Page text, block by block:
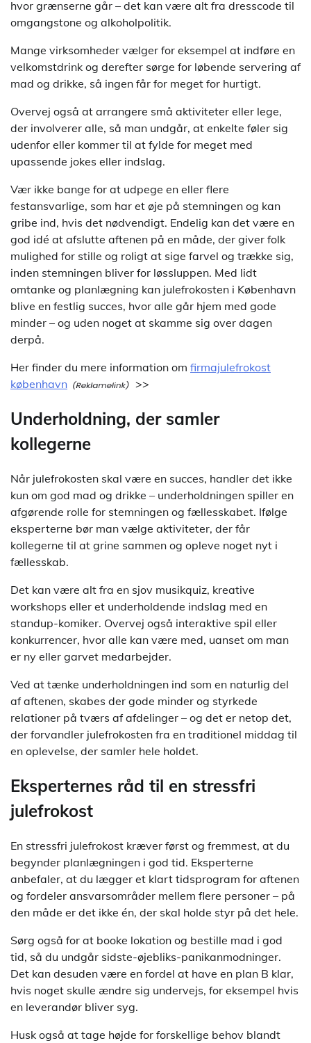
hvor grænserne går – det kan være alt fra dresscode til
omgangstone og alkoholpolitik.
Mange virksomheder vælger for eksempel at indføre en
velkomstdrink og derefter sørge for løbende servering af
mad og drikke, så ingen får for meget for hurtigt.
Overvej også at arrangere små aktiviteter eller lege,
der involverer alle, så man undgår, at enkelte føler sig
udenfor eller kommer til at fylde for meget med
upassende jokes eller indslag.
Vær ikke bange for at udpege en eller flere
festansvarlige, som har et øje på stemningen og kan
gribe ind, hvis det nødvendigt. Endelig kan det være en
god idé at afslutte aftenen på en måde, der giver folk
mulighed for stille og roligt at sige farvel og trække sig,
inden stemningen bliver for løssluppen. Med lidt
omtanke og planlægning kan julefrokosten i København
blive en festlig succes, hvor alle går hjem med gode
minder – og uden noget at skamme sig over dagen
derpå.
Her finder du mere information om firmajulefrokost
københavn
>>
Underholdning, der samler
kollegerne
Når julefrokosten skal være en succes, handler det ikke
kun om god mad og drikke – underholdningen spiller en
afgørende rolle for stemningen og fællesskabet. Ifølge
eksperterne bør man vælge aktiviteter, der får
kollegerne til at grine sammen og opleve noget nyt i
fællesskab.
Det kan være alt fra en sjov musikquiz, kreative
workshops eller et underholdende indslag med en
standup-komiker. Overvej også interaktive spil eller
konkurrencer, hvor alle kan være med, uanset om man
er ny eller garvet medarbejder.
Ved at tænke underholdningen ind som en naturlig del
af aftenen, skabes der gode minder og styrkede
relationer på tværs af afdelinger – og det er netop det,
der forvandler julefrokosten fra en traditionel middag til
en oplevelse, der samler hele holdet.
Eksperternes råd til en stressfri
julefrokost
En stressfri julefrokost kræver først og fremmest, at du
begynder planlægningen i god tid. Eksperterne
anbefaler, at du lægger et klart tidsprogram for aftenen
og fordeler ansvarsområder mellem flere personer – på
den måde er det ikke én, der skal holde styr på det hele.
Sørg også for at booke lokation og bestille mad i god
tid, så du undgår sidste-øjebliks-panikanmodninger.
Det kan desuden være en fordel at have en plan B klar,
hvis noget skulle ændre sig undervejs, for eksempel hvis
en leverandør bliver syg.
Husk også at tage højde for forskellige behov blandt